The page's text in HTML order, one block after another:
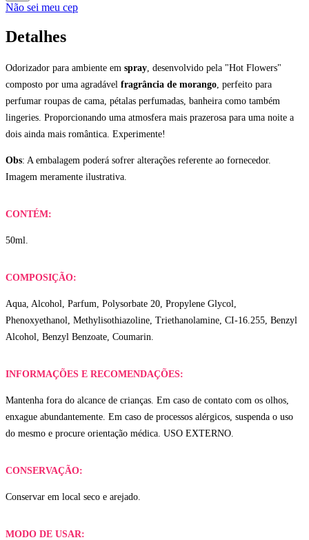
Não sei meu cep
Detalhes
Odorizador para ambiente em spray , desenvolvido pela "Hot Flowers"
composto por uma agradável fragrância de morango , perfeito para
perfumar roupas de cama, pétalas perfumadas, banheira como também
lingeries. Proporcionando uma atmosfera mais prazerosa para uma noite a
dois ainda mais romântica. Experimente!
Obs: A embalagem poderá sofrer alterações referente ao fornecedor.
Imagem meramente ilustrativa.
CONTÉM:
50ml.
COMPOSIÇÃO:
Aqua, Alcohol, Parfum, Polysorbate 20, Propylene Glycol,
Phenoxyethanol, Methylisothiazoline, Triethanolamine, CI-16.255, Benzyl
Alcohol, Benzyl Benzoate, Coumarin.
INFORMAÇÕES E RECOMENDAÇÕES:
Mantenha fora do alcance de crianças. Em caso de contato com os olhos,
enxague abundantemente. Em caso de processos alérgicos, suspenda o uso
do mesmo e procure orientação médica. USO EXTERNO.
CONSERVAÇÃO:
Conservar em local seco e arejado.
MODO DE USAR: